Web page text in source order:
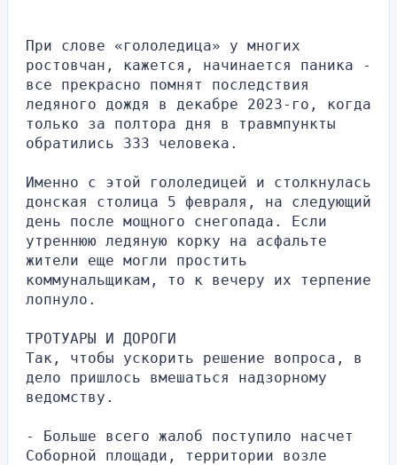
При слове «гололедица» у многих
ростовчан, кажется, начинается паника -
все прекрасно помнят последствия
ледяного дождя в декабре 2023-го, когда
только за полтора дня в травмпункты
обратились 333 человека.
Именно с этой гололедицей и столкнулась
донская столица 5 февраля, на следующий
день после мощного снегопада. Если
утреннюю ледяную корку на асфальте
жители еще могли простить
коммунальщикам, то к вечеру их терпение
лопнуло.
ТРОТУАРЫ И ДОРОГИ
Так, чтобы ускорить решение вопроса, в
дело пришлось вмешаться надзорному
ведомству.
- Больше всего жалоб поступило насчет
Соборной площади, территории возле